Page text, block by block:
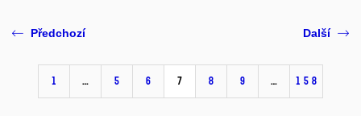
Předchozí
1 … 5 6 7 8 9 … 158
Další